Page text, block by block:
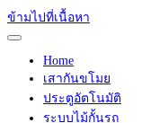
ข้ามไปที่เนื้อหา
Home
เสากันขโมย
ประตูอัตโนมัติ
ระบบไม้กั้นรถ